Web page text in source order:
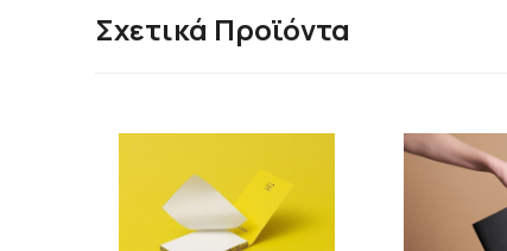
Σχετικά Προϊόντα